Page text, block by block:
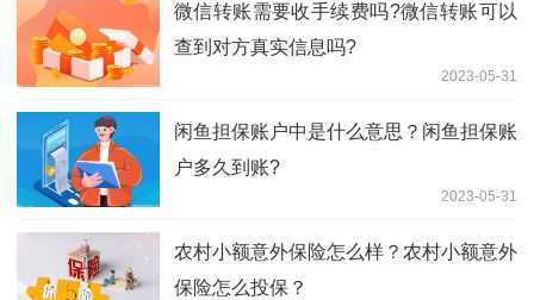
微信转账需要收手续费吗?微信转账可以
查到对方真实信息吗?
2023-05-31
闲鱼担保账户中是什么意思？闲鱼担保账
户多久到账?
2023-05-31
农村小额意外保险怎么样？农村小额意外
保险怎么投保？